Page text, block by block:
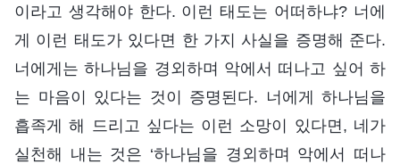
이라고 생각해야 한다. 이런 태도는 어떠하냐? 너에
게 이런 태도가 있다면 한 가지 사실을 증명해 준다.
너에게는 하나님을 경외하며 악에서 떠나고 싶어 하
는 마음이 있다는 것이 증명된다. 너에게 하나님을
흡족게 해 드리고 싶다는 이런 소망이 있다면, 네가
실천해 내는 것은 ‘하나님을 경외하며 악에서 떠나